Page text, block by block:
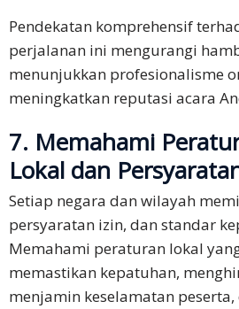
Pendekatan komprehensif
perjalanan ini mengurangi
menunjukkan profesionalisme
meningkatkan reputasi acara
7. Memahami
Lokal dan
Setiap negara dan wilayah
persyaratan izin, dan standar
Memahami peraturan lokal
memastikan kepatuhan,
menjamin keselamatan